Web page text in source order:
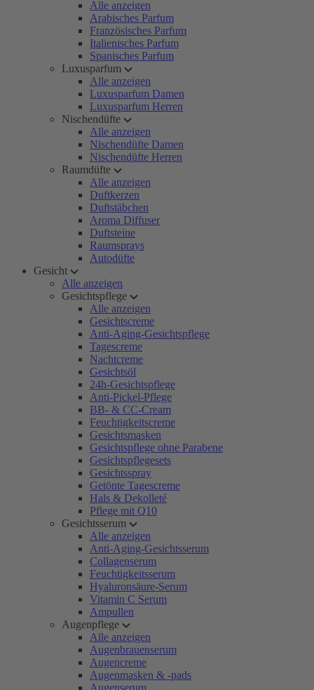
Alle anzeigen
Arabisches Parfum
Französisches Parfum
Italienisches Parfum
Spanisches Parfum
Luxusparfum
Alle anzeigen
Luxusparfum Damen
Luxusparfum Herren
Nischendüfte
Alle anzeigen
Nischendüfte Damen
Nischendüfte Herren
Raumdüfte
Alle anzeigen
Duftkerzen
Duftstäbchen
Aroma Diffuser
Duftsteine
Raumsprays
Autodüfte
Gesicht
Alle anzeigen
Gesichtspflege
Alle anzeigen
Gesichtscreme
Anti-Aging-Gesichtspflege
Tagescreme
Nachtcreme
Gesichtsöl
24h-Gesichtspflege
Anti-Pickel-Pflege
BB- & CC-Cream
Feuchtigkeitscreme
Gesichtsmasken
Gesichtspflege ohne Parabene
Gesichtspflegesets
Gesichtsspray
Getönte Tagescreme
Hals & Dekolleté
Pflege mit Q10
Gesichtsserum
Alle anzeigen
Anti-Aging-Gesichtsserum
Collagenserum
Feuchtigkeitsserum
Hyaluronsäure-Serum
Vitamin C Serum
Ampullen
Augenpflege
Alle anzeigen
Augenbrauenserum
Augencreme
Augenmasken & -pads
Augenserum